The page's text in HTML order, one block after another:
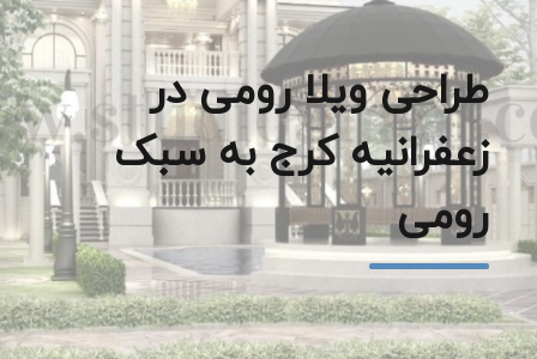
طراحی ویلا رومی در
زعفرانیه کرج به سبک
رومی